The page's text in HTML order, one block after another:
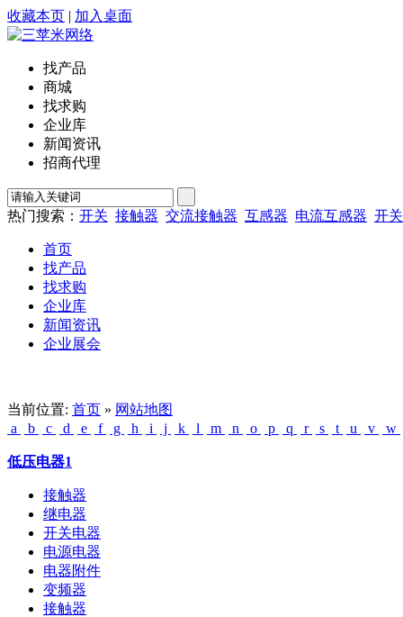
收藏本页 | 加入桌面
找产品
商城
找求购
企业库
新闻资讯
招商代理
热门搜索： 开关 接触器 交流接触器 互感器 电流互感器 开
首页
找产品
找求购
企业库
新闻资讯
企业展会
当前位置: 首页 » 网站地图
a
b c d e f g h i j k l m n o p q r s t u v w
低压电器1
接触器
继电器
开关电器
电源电器
电器附件
变频器
接触器